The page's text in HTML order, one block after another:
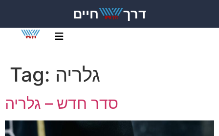
חיים דרך
Tag: גלריה
סדר חדש – גלריה